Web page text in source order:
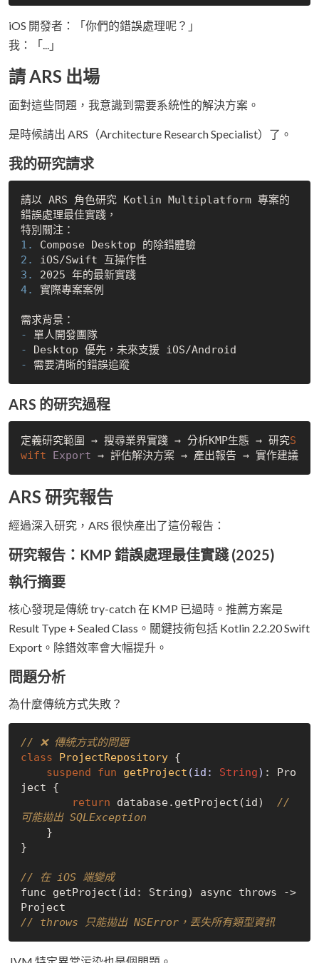
iOS 開發者：「你們的錯誤處理呢？」
我：「...」
請 ARS 出場
面對這些問題，我意識到需要系統性的解決方案。
是時候請出 ARS（Architecture Research Specialist）了。
我的研究請求
請以 ARS 角色研究 Kotlin Multiplatform 專案的
錯誤處理最佳實踐，
1.
Compose Desktop 的除錯體驗
2.
3.
2025 年的最新實踐
4. 實際專案案例
-
單人開發團隊
-
-
需要清晰的錯誤追蹤
ARS 的研究過程
定義研究範圍 → 搜尋業界實踐 → 分析KMP生態 → 研究S
wift Export → 評估解決方案 → 產出報告 → 實作建議
ARS 研究報告
經過深入研究，ARS 很快產出了這份報告：
研究報告：KMP 錯誤處理最佳實踐 (2025)
執行摘要
核心發現是傳統 try-catch 在 KMP 已過時。推薦方案是
Result Type + Sealed Class。關鍵技術包括 Kotlin 2.2.20 Swift
Export。除錯效率會大幅提升。
問題分析
為什麼傳統方式失敗？
// ❌ 傳統方式的問題
class
ProjectRepository {
suspend
fun getProject (id: String) : Pro
ject {
return database.getProject(id) //
可能拋出 SQLException
}
// 在 iOS 端變成
func getProject(id: String) async throws ->
// throws 只能拋出 NSError，丟失所有類型資訊